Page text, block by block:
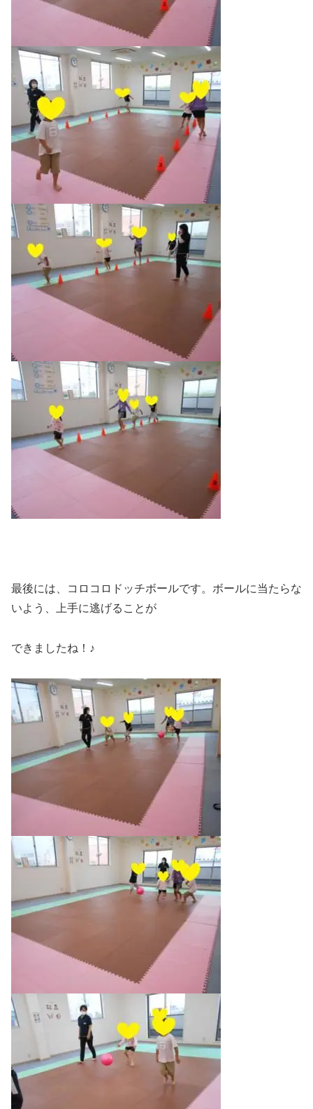
最後には、コロコロドッチボールです。ボールに当たらな
いよう、上手に逃げることが
できましたね！♪